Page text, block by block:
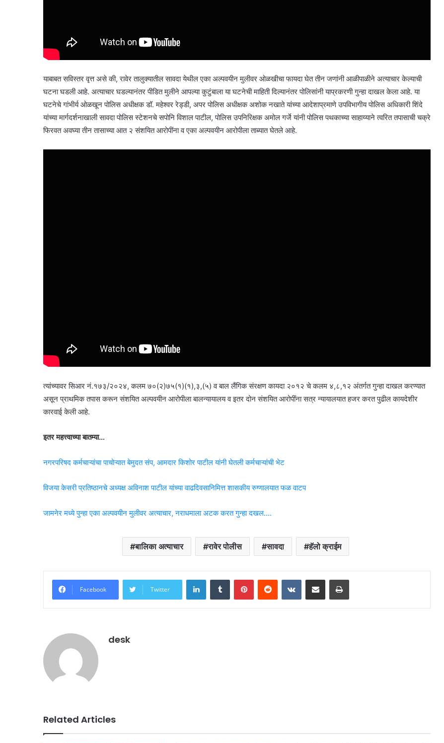
याबाबत सविस्तर वृत्त असे की, रावेर तालुक्यातील सावदा येथील एका अल्पवयीन मुलीवर ओळखीचा फायदा घेत तीन जणांनी आळीपाळीने अत्याचार केल्याची
घटना घडली आहे. अत्याचार घडल्यानंतर पीडित मुलीने आपल्या कुटुंबाला या घटनेची माहिती दिल्यानंतर पोलिसांनी याप्रकरणी गुन्हा दाखल केला आहे. या
घटनेचे गांभीर्य ओळखून पोलिस अधीक्षक डॉ. महेश्वर रेड्डी, अपर पोलिस अधीक्षक अशोक नखाते यांच्या आदेशाप्रमाणे उपविभागीय पोलिस अधिकारी शिंदे
यांच्या मार्गदर्शनाखाली सावदा पोलिस स्टेशनचे सपोनि विशाल पाटील, पोलिस उपनिरिक्षक अमोल गर्जे यांनी पोलिस पथकाच्या साहाय्याने त्वरित तपासाची चक्रे
फिरवत अवघ्या तीन तासाच्या आत २ संशयित आरोपींना व एका अल्पवयीन आरोपीला ताब्यात घेतले आहे.
त्यांच्यावर सिआर नं.१७३/२०२४, कलम ७०(२)७५(१)(१),३,(५) व बाल लैंगिक संरक्षण कायदा २०१२ चे कलम ४,८,१२ अंतर्गत गुन्हा दाखल करण्यात
असून प्राथमिक तपास करून संशयित अल्पवयीन आरोपीला बालन्यायालय व इतर दोन संशयित आरोपींना सत्र न्यायालयात हजर करत पुढील कायदेशीर
कारवाई केली आहे.
इतर महत्त्वाच्या बातम्या…
नगरपरिषद कर्मचाऱ्यांचा पाचोऱ्यात बेमुदत संप, आमदार किशोर पाटील यांनी घेतली कर्मचाऱ्यांची भेट
विजया केसरी प्रतिष्ठानचे अध्यक्ष अविनाश पाटील यांच्या वाढदिवसानिमित्त शासकीय रुग्णालयात फळ वाटप
जामनेर मध्ये पुन्हा एका अल्पवयीन मुलीवर अत्याचार, नराधमाला अटक करत गुन्हा दखल….
बालिका अत्याचार रावेर पोलीस सावदा हॅलो क्राईम
Facebook Twitter
LinkedInTumblr PinterestReddit VKontakteShare via Email Print
desk
Related Articles